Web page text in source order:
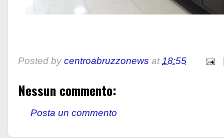
Posted by centroabruzzonews at18:55
Nessun commento:
Posta un commento